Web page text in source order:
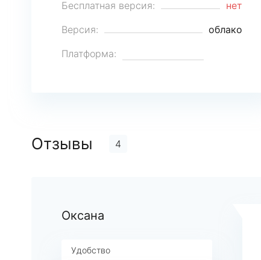
Бесплатная версия:
нет
Версия:
облако
Платформа:
Отзывы 4
Оксана
Удобство